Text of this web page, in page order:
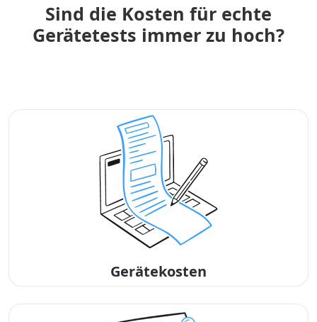
Sind die Kosten für echte
Gerätetests immer zu hoch?
Gerätekosten